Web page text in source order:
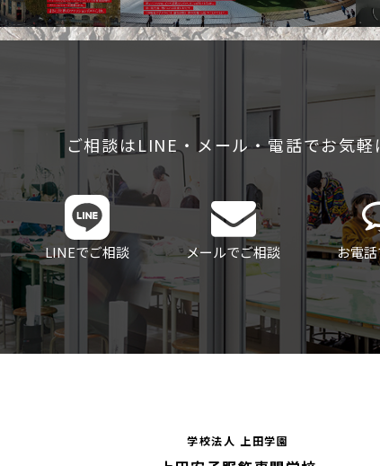
ご相談はLINE・メール・電話でお気軽
LINEでご相談 メールでご相談 お電
学校法人 上田学園